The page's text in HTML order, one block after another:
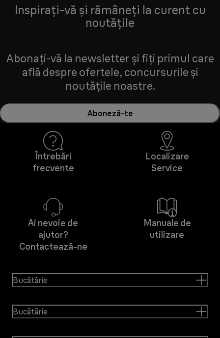
Inspirați-vă și rămâneți la curent cu
noutățile
Abonați-vă la newsletter și fiți primul care
află despre ofertele, concursurile și
noutățile noastre.
Aboneză-te
Întrebări
frecvente
Localizare
Service
Ai nevoie de
ajutor?
Contactează-ne
Manuale de
utilizare
Bucătărie
Bucătărie